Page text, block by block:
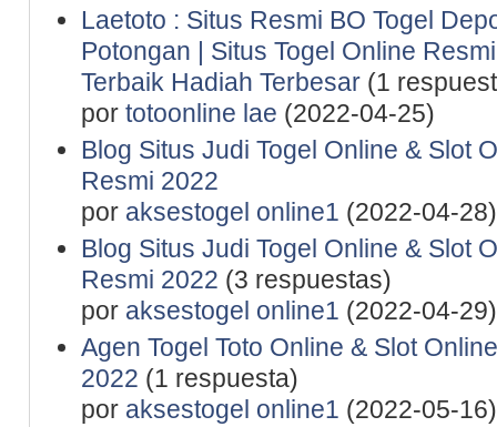
Laetoto : Situs Resmi BO Togel
Potongan | Situs Togel Online
Terbaik Hadiah Terbesar(1
por totoonline lae (2022-04-25)
Blog Situs Judi Togel Online & Slot
Resmi 2022
por aksestogel online1 (2022-04-28)
Blog Situs Judi Togel Online & Slot
Resmi 2022 (3 respuestas)
por aksestogel online1 (2022-04-29)
Agen Togel Toto Online & Slot
2022 (1 respuesta)
por aksestogel online1 (2022-05-16)